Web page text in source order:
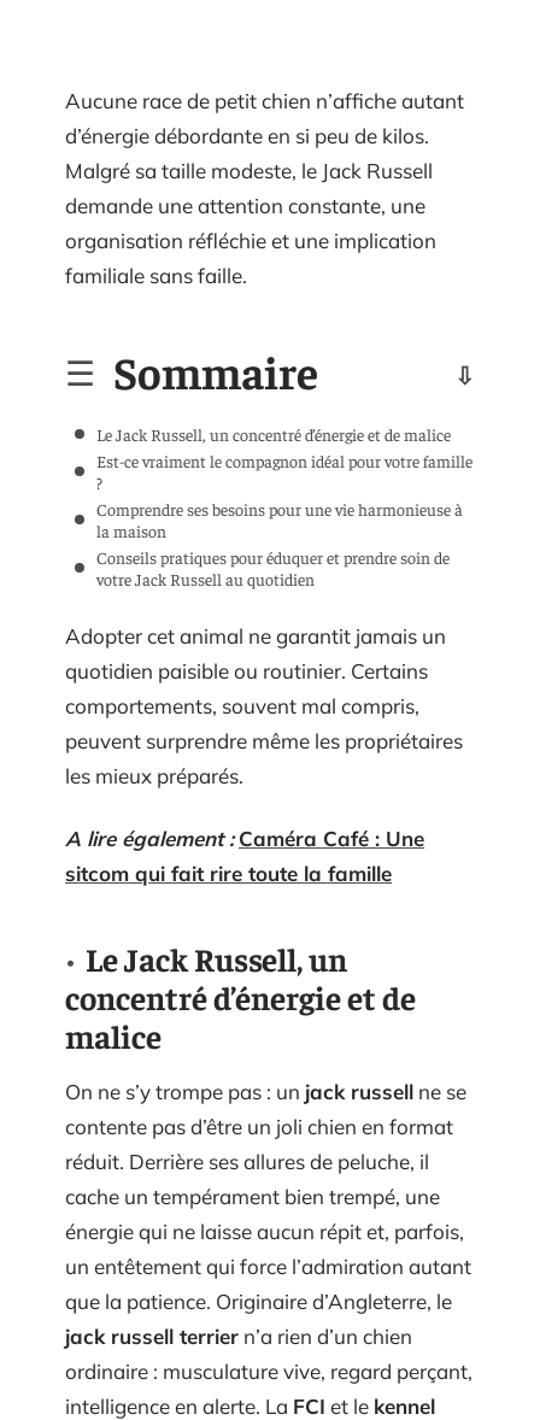
Aucune race de petit chien n’affiche autant
d’énergie débordante en si peu de kilos.
Malgré sa taille modeste, le Jack Russell
demande une attention constante, une
organisation réfléchie et une implication
familiale sans faille.
Sommaire
Le Jack Russell, un concentré d’énergie et de malice
Est-ce vraiment le compagnon idéal pour votre famille
?
Comprendre ses besoins pour une vie harmonieuse à
la maison
Conseils pratiques pour éduquer et prendre soin de
votre Jack Russell au quotidien
Adopter cet animal ne garantit jamais un
quotidien paisible ou routinier. Certains
comportements, souvent mal compris,
peuvent surprendre même les propriétaires
les mieux préparés.
A lire également : Caméra Café : Une
sitcom qui fait rire toute la famille
Le Jack Russell, un
concentré d’énergie et de
malice
On ne s’y trompe pas : un jack russell ne se
contente pas d’être un joli chien en format
réduit. Derrière ses allures de peluche, il
cache un tempérament bien trempé, une
énergie qui ne laisse aucun répit et, parfois,
un entêtement qui force l’admiration autant
que la patience. Originaire d’Angleterre, le
jack russell terrier n’a rien d’un chien
ordinaire : musculature vive, regard perçant,
intelligence en alerte. La FCI et le kennel